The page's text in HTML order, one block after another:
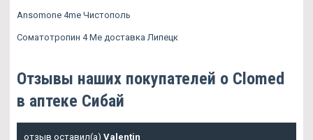
Ansomone 4me Чистополь
Соматотропин 4 Ме доставка Липецк
Отзывы наших покупателей о Clomed
в аптеке Сибай
отзыв оставил(а) Valentin